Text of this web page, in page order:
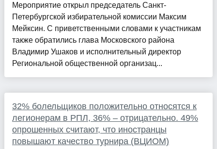
Мероприятие открыл председатель Санкт-
Петербургской избирательной комиссии Максим
Мейксин. С приветственными словами к участникам
также обратились глава Московского района
Владимир Ушаков и исполнительный директор
Региональной общественной организац...
32% болельщиков положительно относятся к
легионерам в РПЛ, 36% – отрицательно. 49%
опрошенных считают, что иностранцы
повышают качество турнира (ВЦИОМ)